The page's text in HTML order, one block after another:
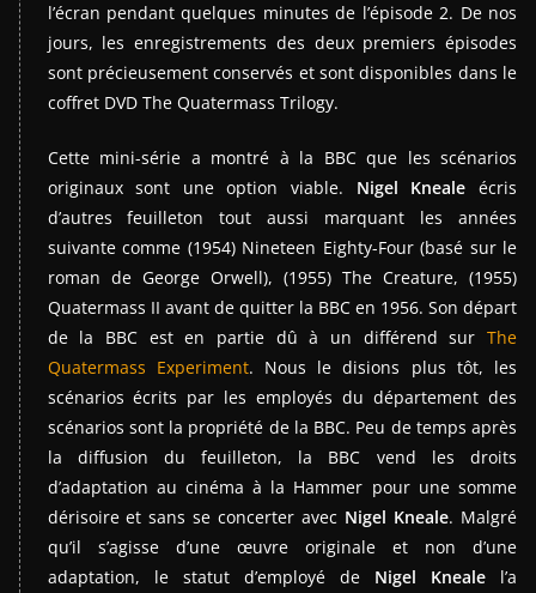
l’écran pendant quelques minutes de l’épisode 2. De nos
jours, les enregistrements des deux premiers épisodes
sont précieusement conservés et sont disponibles dans le
coffret DVD The Quatermass Trilogy.
Cette mini-série a montré à la BBC que les scénarios
originaux sont une option viable. Nigel Kneale écris
d’autres feuilleton tout aussi marquant les années
suivante comme (1954) Nineteen Eighty-Four (basé sur le
roman de George Orwell), (1955) The Creature, (1955)
Quatermass II avant de quitter la BBC en 1956. Son départ
de la BBC est en partie dû à un différend sur The
Quatermass Experiment. Nous le disions plus tôt, les
scénarios écrits par les employés du département des
scénarios sont la propriété de la BBC. Peu de temps après
la diffusion du feuilleton, la BBC vend les droits
d’adaptation au cinéma à la Hammer pour une somme
dérisoire et sans se concerter avec Nigel Kneale. Malgré
qu’il s’agisse d’une œuvre originale et non d’une
adaptation, le statut d’employé de Nigel Knealel’a